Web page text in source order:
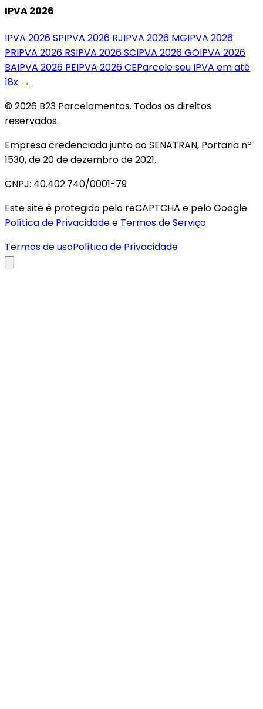
IPVA 2026
IPVA 2026SPIPVA 2026 RJIPVA 2026 MGIPVA 2026
PRIPVA 2026 RSIPVA 2026SCIPVA 2026GOIPVA 2026
BAIPVA 2026 PEIPVA 2026CEParcele seu IPVA em até
18x →
© 2026 B23 Parcelamentos. Todos os direitos
reservados.
Empresa credenciada junto ao SENATRAN, Portaria nº
1530, de 20 de dezembro de 2021.
CNPJ: 40.402.740/0001-79
Este site é protegido pelo reCAPTCHA e pelo Google
Política de Privacidadee Termos de Serviço
Termos de usoPolítica de Privacidade